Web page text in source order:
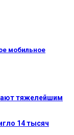
мобильное
тяжелейшим
14 тысяч